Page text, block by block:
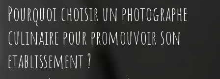
Pourquoi choisir un photographe
culinaire pour promouvoir son
etablissement ?